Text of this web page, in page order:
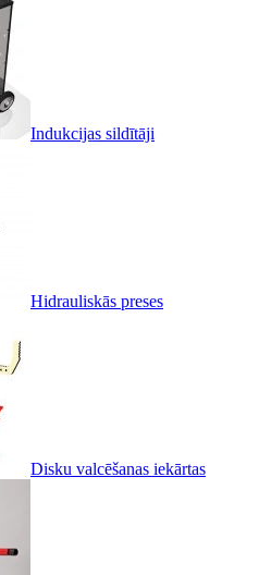
Indukcijas sildītāji
Hidrauliskās preses
Disku valcēšanas iekārtas